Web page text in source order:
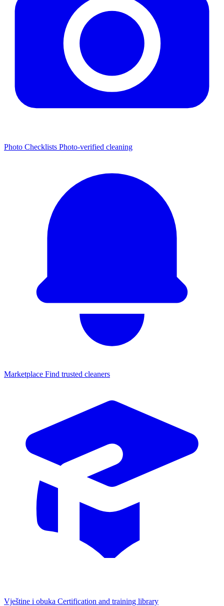
Photo Checklists Photo-verified cleaning
Marketplace Find trusted cleaners
Vještine i obuka Certification and training library